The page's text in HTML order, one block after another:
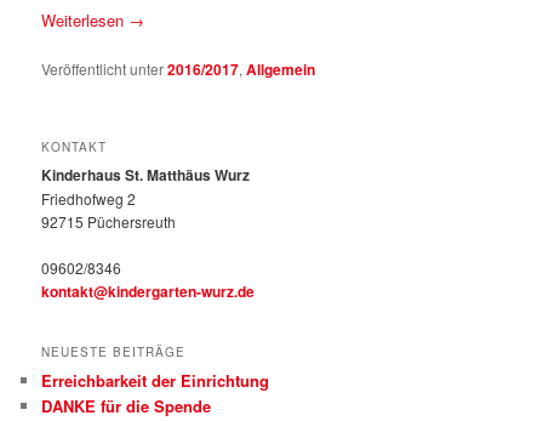
Weiterlesen →
Veröffentlicht unter2016/2017,Allgemein
KONTAKT
Kinderhaus St. Matthäus Wurz
Friedhofweg 2
92715 Püchersreuth
09602/8346
kontakt@kindergarten-wurz.de
NEUESTE BEITRÄGE
Erreichbarkeit der Einrichtung
DANKE für die Spende